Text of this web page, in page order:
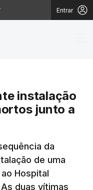
Entrar
instalação
junto a
da
de uma
Hospital
duas vítimas